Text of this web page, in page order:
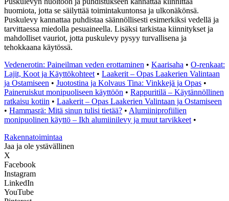
huomiota, jotta se säilyttää toimintakuntonsa ja ulkonäkönsä.
Puskulevy kannattaa puhdistaa säännöllisesti esimerkiksi vedellä ja
tarvittaessa miedolla pesuaineella. Lisäksi tarkistaa kiinnitykset ja
mahdolliset vauriot, jotta puskulevy pysyy turvallisena ja
tehokkaana käytössä.
Vedenerotin: Paineilman veden erottaminen • Kaarisaha • O-renkaat:
Lajit, Koot ja Käyttökohteet • Laakerit – Opas Laakerien Valintaan
ja Ostamiseen • Juotostina ja Kolvaus Tina: Vinkkejä ja Opas •
Paineruiskut monipuoliseen käyttöön • Rappuritilä – Käytännöllinen
ratkaisu kotiin • Laakerit – Opas Laakerien Valintaan ja Ostamiseen
• Hammasrä: Mitä sinun tulisi tietää? • Alumiiniprofiilien
monipuolinen käyttö – Ikh alumiinilevy ja muut tarvikkeet •
Rakennatoimintaa
Jaa ja ole ystävällinen
X
Facebook
Instagram
LinkedIn
YouTube